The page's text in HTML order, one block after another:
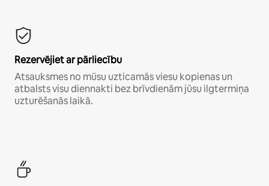
Rezervējiet ar pārliecību
Atsauksmes no mūsu uzticamās viesu kopienas un
atbalsts visu diennakti bez brīvdienām jūsu ilgtermiņa
uzturēšanās laikā.